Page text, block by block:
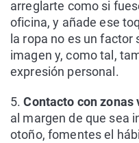
arreglarte como si
oficina, y añade ese
la ropa no es un
imagen y, como tal,
expresión personal.
5.Contacto con zonas
al margen de que sea
otoño, fomentes el